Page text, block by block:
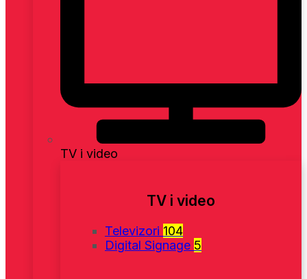
TV i video
TV i video
Televizori 104
Digital Signage 5